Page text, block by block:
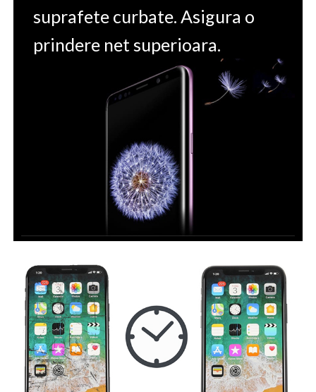
suprafete curbate. Asigura o
prindere net superioara.